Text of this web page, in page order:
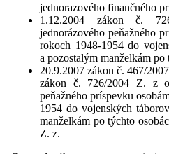
jednorazového finančného
1.12.2004 zákon č.
jednorázového peňažného
rokoch 1948-1954 do
a pozostalým manželkám po
20.9.2007 zákon č. 467/
zákon č. 726/2004 Z. z
peňažného príspevku
1954 do vojenských
manželkám po týchto
Z. z.